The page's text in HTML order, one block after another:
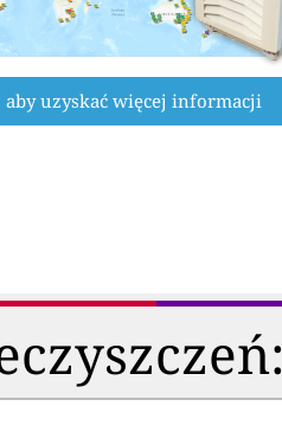
uzyskać więcej informacji